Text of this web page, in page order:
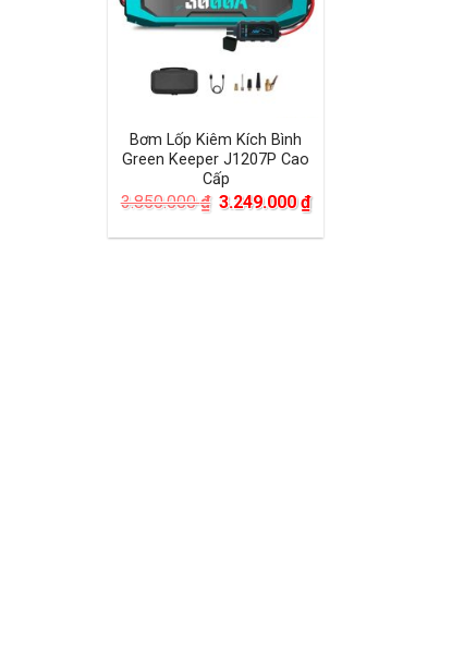
Bơm Lốp Kiêm Kích Bình
Green Keeper J1207P Cao
Cấp
3.850.000₫ Giá
là:
3.249.000₫Giá
hiện
tại